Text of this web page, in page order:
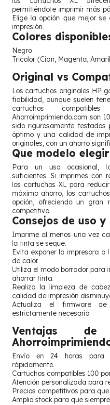
permitiéndote imprimir más
Elige la opción que mejor
impresión.
Colores
Negro
Tricolor (Cian, Magenta,
Original vs
Los cartuchos originales HP
fiabilidad, aunque suelen
cartuchos
Ahorroimprimiendo.com son
sido rigurosamente testados
óptimo y una calidad de
originales, con un ahorro
Que modelo
Para un uso ocasional,
suficientes. Si imprimes con
los cartuchos XL para
máximo ahorro, los
opción, ofreciendo un gran
competitivo.
Consejos de uso
Imprime al menos una vez
la tinta se seque.
Evita exponer la impresora
de calor.
Utiliza el modo borrador para
ahorrar tinta.
Realiza la limpieza de
calidad de impresión
Actualiza el firmware
estrictamente necesario.
Ventajas
Envío en 24 horas para
rápidamente.
Cartuchos compatibles 100
Atención personalizada para
Precios competitivos para
Amplio stock para que